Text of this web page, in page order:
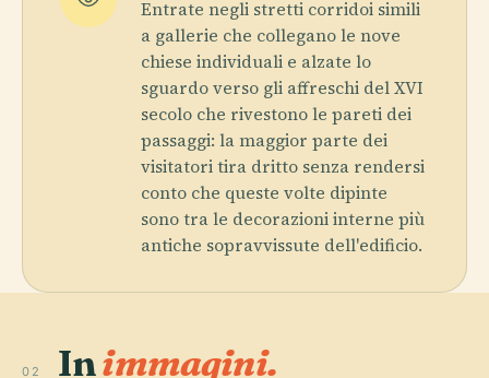
Entrate negli stretti corridoi simili
a gallerie che collegano le nove
chiese individuali e alzate lo
sguardo verso gli affreschi del XVI
secolo che rivestono le pareti dei
passaggi: la maggior parte dei
visitatori tira dritto senza rendersi
conto che queste volte dipinte
sono tra le decorazioni interne più
antiche sopravvissute dell'edificio.
02 Inimmagini.